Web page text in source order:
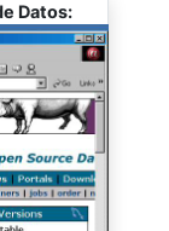
Datos: